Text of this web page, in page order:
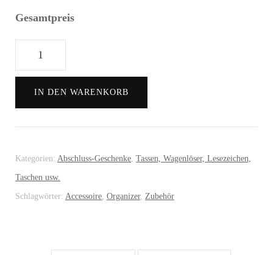
Gesamtpreis
Flaschenöffner
Menge
IN DEN WARENKORB
Kategorien: Abschluss-Geschenke, Tassen, Wagenlöser, Lesezeichen,
Taschen usw.
Schlagwörter: Accessoire, Organizer, Zubehör